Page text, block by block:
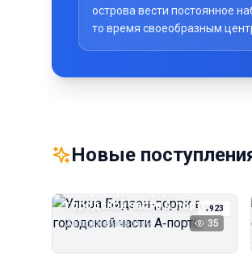
острова вести постоянное
то время своеобразным
Новые
1923
Улица Бидзэн‑дорри в
городской части А‑порта
Автор неизвестен 35